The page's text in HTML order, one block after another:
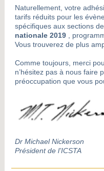
Naturellement, votre
tarifs réduits pour les
spécifiques aux sections
nationale 2019
,
Vous trouverez de plus
Comme toujours, merci
n’hésitez pas à nous faire
préoccupation que vous
Dr Michael Nickerson
Président de l’ICSTA